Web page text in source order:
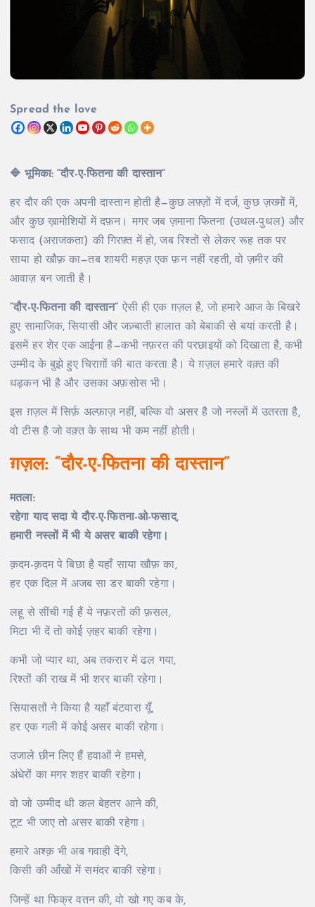
Spread the love
🔷 भूमिका: “दौर-ए-फितना की दास्तान”
हर दौर की एक अपनी दास्तान होती है—कुछ लफ़्ज़ों में दर्ज, कुछ ज़ख्मों में,
और कुछ ख़ामोशियों में दफ़न। मगर जब ज़माना फितना (उथल-पुथल) और
फसाद (अराजकता) की गिरफ़्त में हो, जब रिश्तों से लेकर रूह तक पर
साया हो खौफ़ का—तब शायरी महज़ एक फ़न नहीं रहती, वो ज़मीर की
आवाज़ बन जाती है।
“दौर-ए-फितना की दास्तान” ऐसी ही एक ग़ज़ल है, जो हमारे आज के बिखरे
हुए सामाजिक, सियासी और जज़्बाती हालात को बेबाकी से बयां करती है।
इसमें हर शेर एक आईना है—कभी नफ़रत की परछाइयों को दिखाता है, कभी
उम्मीद के बुझे हुए चिराग़ों की बात करता है। ये ग़ज़ल हमारे वक़्त की
धड़कन भी है और उसका अफ़सोस भी।
इस ग़ज़ल में सिर्फ़ अल्फ़ाज़ नहीं, बल्कि वो असर है जो नस्लों में उतरता है,
वो टीस है जो वक़्त के साथ भी कम नहीं होती।
ग़ज़ल: “दौर-ए-फितना की दास्तान”
मतला:
रहेगा याद सदा ये दौर-ए-फितना-ओ-फसाद,
हमारी नस्लों में भी ये असर बाकी रहेगा।
क़दम-क़दम पे बिछा है यहाँ साया खौफ़ का,
हर एक दिल में अजब सा डर बाकी रहेगा।
लहू से सींची गई हैं ये नफ़रतों की फ़सल,
मिटा भी दें तो कोई ज़हर बाकी रहेगा।
कभी जो प्यार था, अब तकरार में ढल गया,
रिश्तों की राख में भी शरर बाकी रहेगा।
सियासतों ने किया है यहाँ बंटवारा यूँ,
हर एक गली में कोई असर बाकी रहेगा।
उजाले छीन लिए हैं हवाओं ने हमसे,
अंधेरों का मगर शहर बाकी रहेगा।
वो जो उम्मीद थी कल बेहतर आने की,
टूट भी जाए तो असर बाकी रहेगा।
हमारे अश्क़ भी अब गवाही देंगे,
किसी की आँखों में समंदर बाकी रहेगा।
जिन्हें था फिक्र वतन की, वो खो गए कब के,